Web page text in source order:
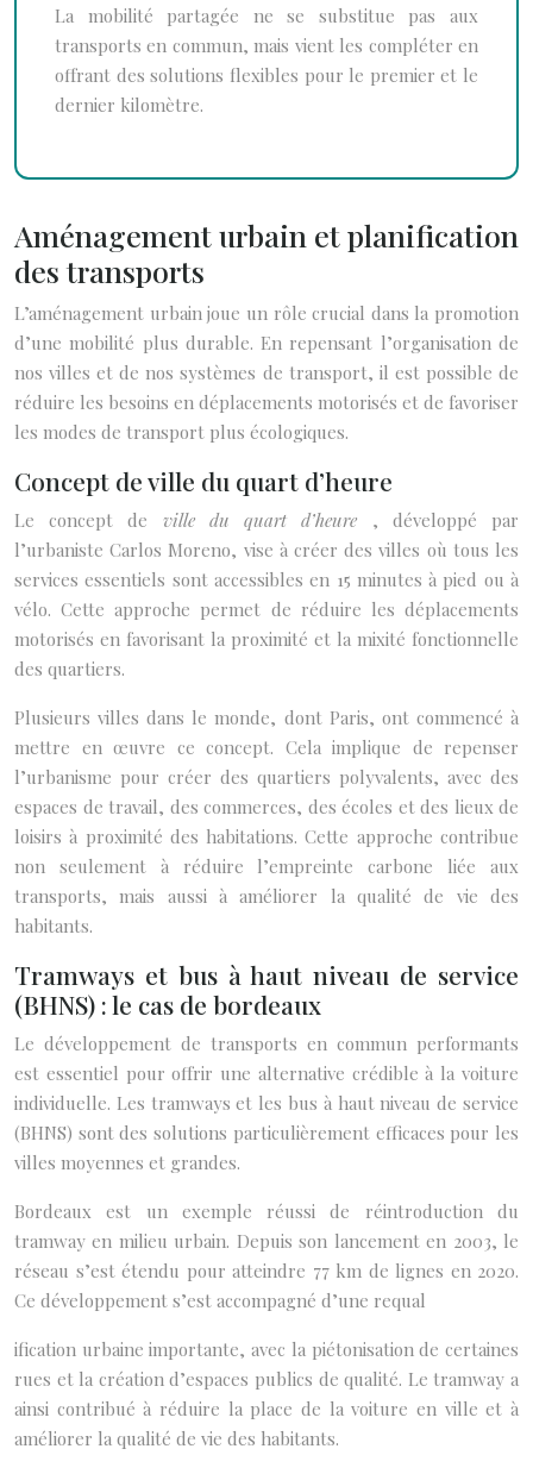
La mobilité partagée ne se substitue pas aux
transports en commun, mais vient les compléter en
offrant des solutions flexibles pour le premier et le
dernier kilomètre.
Aménagement urbain et planification
des transports
L’aménagement urbain joue un rôle crucial dans la promotion
d’une mobilité plus durable. En repensant l’organisation de
nos villes et de nos systèmes de transport, il est possible de
réduire les besoins en déplacements motorisés et de favoriser
les modes de transport plus écologiques.
Concept de ville du quart d’heure
Le concept de ville du quart d’heure , développé par
l’urbaniste Carlos Moreno, vise à créer des villes où tous les
services essentiels sont accessibles en 15 minutes à pied ou à
vélo. Cette approche permet de réduire les déplacements
motorisés en favorisant la proximité et la mixité fonctionnelle
des quartiers.
Plusieurs villes dans le monde, dont Paris, ont commencé à
mettre en œuvre ce concept. Cela implique de repenser
l’urbanisme pour créer des quartiers polyvalents, avec des
espaces de travail, des commerces, des écoles et des lieux de
loisirs à proximité des habitations. Cette approche contribue
non seulement à réduire l’empreinte carbone liée aux
transports, mais aussi à améliorer la qualité de vie des
habitants.
Tramways et bus à haut niveau de service
(BHNS) : le cas de bordeaux
Le développement de transports en commun performants
est essentiel pour offrir une alternative crédible à la voiture
individuelle. Les tramways et les bus à haut niveau de service
(BHNS) sont des solutions particulièrement efficaces pour les
villes moyennes et grandes.
Bordeaux est un exemple réussi de réintroduction du
tramway en milieu urbain. Depuis son lancement en 2003, le
réseau s’est étendu pour atteindre 77 km de lignes en 2020.
Ce développement s’est accompagné d’une requal
ification urbaine importante, avec la piétonisation de certaines
rues et la création d’espaces publics de qualité. Le tramway a
ainsi contribué à réduire la place de la voiture en ville et à
améliorer la qualité de vie des habitants.